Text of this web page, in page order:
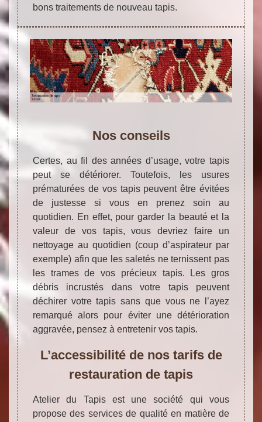
bons traitements de nouveau tapis.
Nos conseils
Certes, au fil des années d’usage, votre tapis
peut se détériorer. Toutefois, les usures
prématurées de vos tapis peuvent être évitées
de justesse si vous en prenez soin au
quotidien. En effet, pour garder la beauté et la
valeur de vos tapis, vous devriez faire un
nettoyage au quotidien (coup d’aspirateur par
exemple) afin que les saletés ne ternissent pas
les trames de vos précieux tapis. Les gros
débris incrustés dans votre tapis peuvent
déchirer votre tapis sans que vous ne l’ayez
remarqué alors pour éviter une détérioration
aggravée, pensez à entretenir vos tapis.
L’accessibilité de nos tarifs de
restauration de tapis
Atelier du Tapis est une société qui vous
propose des services de qualité en matière de